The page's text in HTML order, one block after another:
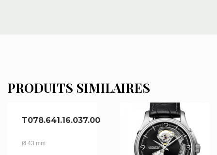
PRODUITS SIMILAIRES
T078.641.16.037.00
Ø 43 mm